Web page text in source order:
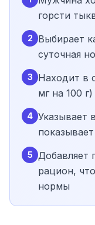
горсти
2
Выбирает
суточная
3
Находит в
мг на 100 г)
4 Указывает
5 Добавляет
рацион,
нормы